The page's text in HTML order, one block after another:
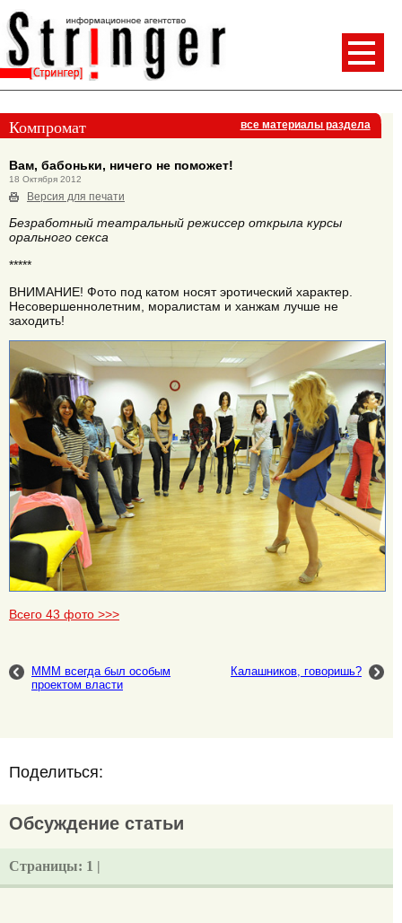
Компромат все материалы раздела
Вам, бабоньки, ничего не поможет!
18 Октября 2012
Версия для печати
Безработный театральный режиссер открыла курсы
орального секса
*****
ВНИМАНИЕ! Фото под катом носят эротический характер.
Несовершеннолетним, моралистам и ханжам лучше не
заходить!
Всего 43 фото >>>
МММ всегда был особым
проектом власти
Калашников, говоришь?
Поделиться:
Обсуждение статьи
Страницы: 1 |